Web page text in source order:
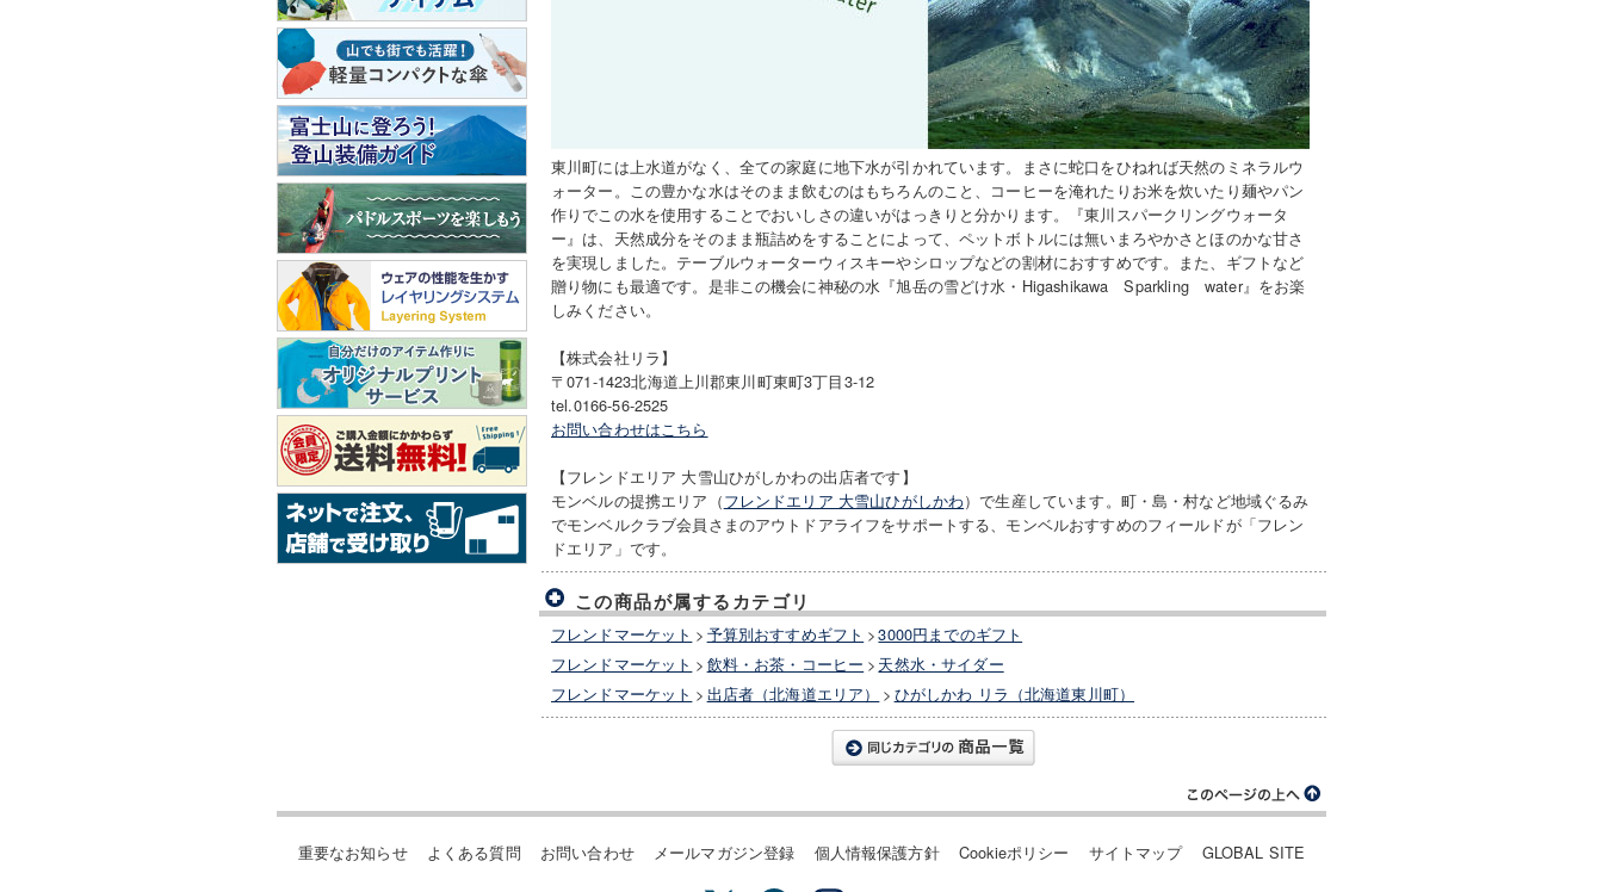
東川町には上水道がなく、全ての家庭に地下水が引かれています。まさに蛇口をひねれば天然のミネラルウ
ォーター。この豊かな水はそのまま飲むのはもちろんのこと、コーヒーを淹れたりお米を炊いたり麺やパン
作りでこの水を使用することでおいしさの違いがはっきりと分かります。『東川スパークリングウォータ
ー』は、天然成分をそのまま瓶詰めをすることによって、ペットボトルには無いまろやかさとほのかな甘さ
を実現しました。テーブルウォーターウィスキーやシロップなどの割材におすすめです。また、ギフトなど
贈り物にも最適です。是非この機会に神秘の水『旭岳の雪どけ水・Higashikawa Sparkling water』をお楽
しみください。
【株式会社リラ】
〒071-1423北海道上川郡東川町東町3丁目3-12
tel.0166-56-2525
お問い合わせはこちら
【フレンドエリア 大雪山ひがしかわの出店者です】
モンベルの提携エリア（フレンドエリア 大雪山ひがしかわ）で生産しています。町・島・村など地域ぐるみ
でモンベルクラブ会員さまのアウトドアライフをサポートする、モンベルおすすめのフィールドが「フレン
ドエリア」です。
この商品が属するカテゴリ
フレンドマーケット > 予算別おすすめギフト >3000円までのギフト
フレンドマーケット > 飲料・お茶・コーヒー > 天然水・サイダー
フレンドマーケット > 出店者（北海道エリア） > ひがしかわ リラ（北海道東川町）
重要なお知らせ よくある質問 お問い合わせ メールマガジン登録 個人情報保護方針 Cookieポリシー サイトマップ GLOBAL SITE